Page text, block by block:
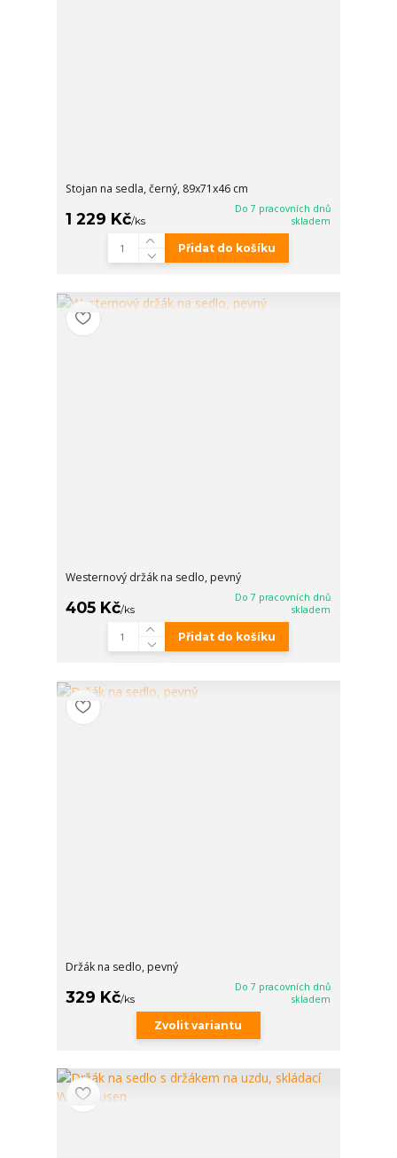
Stojan na sedla, černý, 89x71x46 cm
1 229 Kč/ks
Do 7 pracovních dnů
skladem
Přidat do košíku
Westernový držák na sedlo, pevný
405 Kč/ks
Do 7 pracovních dnů
skladem
Přidat do košíku
Držák na sedlo, pevný
329 Kč/ks
Do 7 pracovních dnů
skladem
Zvolit variantu